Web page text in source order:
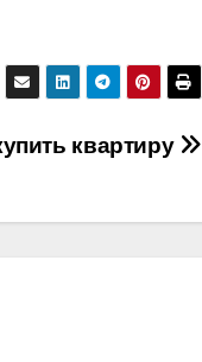
квартиру